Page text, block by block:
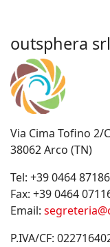
outsphera srl
Via Cima Tofino 2/C
38062 Arco (TN)
Tel: +39 0464
Fax: +39 0464
Email:
P.IVA/CF: